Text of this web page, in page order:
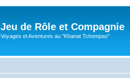
Jeu de Rôle et Compagnie
Voyages et Aventures au "Khanat Tchompas"